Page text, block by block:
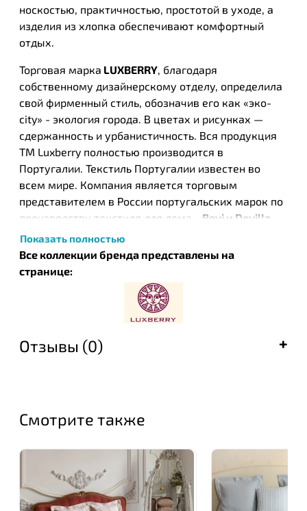
носкостью, практичностью, простотой в уходе, а
изделия из хлопка обеспечивают комфортный
отдых.
Торговая марка LUXBERRY , благодаря
собственному дизайнерскому отделу, определила
свой фирменный стиль, обозначив его как «эко-
city» - экология города. В цветах и рисунках —
сдержанность и урбанистичность. Вся продукция
ТМ Luxberry полностью производится в
Португалии. Текстиль Португалии известен во
всем мире. Компания является торговым
представителем в России португальских марок по
производству текстиля для дома - Bovi и Devilla
стиль которых совпадает со стилем ТМ Luxberry.
Показать полностью
Все коллекции бренда представлены на
странице:
Отзывы (0)
Смотрите также